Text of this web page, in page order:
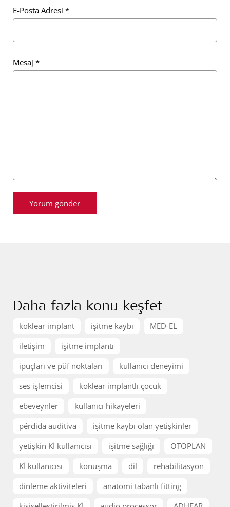
E-Posta Adresi *
Mesaj *
Daha fazla konu keşfet
koklear implant işitme kaybı
MED-EL
iletişim
işitme implantı
ipuçları ve püf noktaları
kullanıcı deneyimi
ses işlemcisi
koklear implantlı çocuk
ebeveynler
kullanıcı hikayeleri
pérdida auditiva
işitme kaybı olan yetişkinler
yetişkin Kİ kullanıcısı
işitme sağlığı
OTOPLAN
Kİ kullanıcısı
konuşma dil
rehabilitasyon
dinleme aktiviteleri
anatomi tabanlı fitting